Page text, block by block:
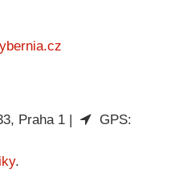
Praha 1 |
GPS:
.